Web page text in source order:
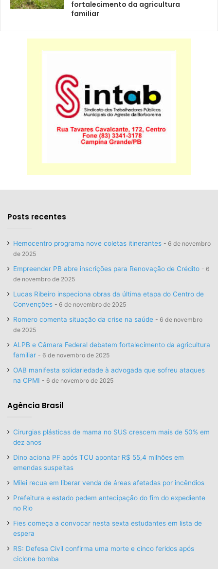
fortalecimento da agricultura
familiar
Posts recentes
Hemocentro programa nove coletas itinerantes
6 de novembro
de 2025
Empreender PB abre inscrições para Renovação de Crédito
6
de novembro de 2025
Lucas Ribeiro inspeciona obras da última etapa do Centro de
Convenções
6 de novembro de 2025
Romero comenta situação da crise na saúde
6 de novembro
de 2025
ALPB e Câmara Federal debatem fortalecimento da agricultura
familiar
6 de novembro de 2025
OAB manifesta solidariedade à advogada que sofreu ataques
na CPMI
6 de novembro de 2025
Agência Brasil
Cirurgias plásticas de mama no SUS crescem mais de 50% em
dez anos
Dino aciona PF após TCU apontar R$ 55,4 milhões em
emendas suspeitas
Milei recua em liberar venda de áreas afetadas por incêndios
Prefeitura e estado pedem antecipação do fim do expediente
no Rio
Fies começa a convocar nesta sexta estudantes em lista de
espera
RS: Defesa Civil confirma uma morte e cinco feridos após
ciclone bomba